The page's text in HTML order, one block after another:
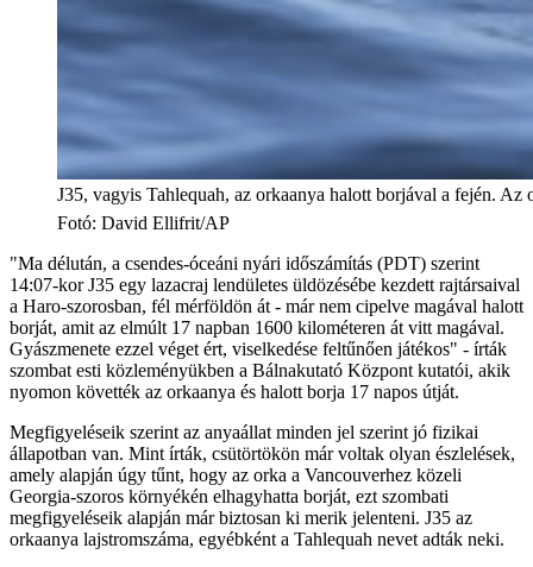
J35, vagyis Tahlequah, az orkaanya halott borjával a fején.
Fotó: David Ellifrit/AP
"Ma délután, a csendes-óceáni nyári időszámítás (PDT) szerint
14:07-kor J35 egy lazacraj lendületes üldözésébe kezdett rajtársaival
a Haro-szorosban, fél mérföldön át - már nem cipelve magával halott
borját, amit az elmúlt 17 napban 1600 kilométeren át vitt magával.
Gyászmenete ezzel véget ért, viselkedése feltűnően játékos" - írták
szombat esti közleményükben a Bálnakutató Központ kutatói, akik
nyomon követték az orkaanya és halott borja 17 napos útját.
Megfigyeléseik szerint az anyaállat minden jel szerint jó fizikai
állapotban van. Mint írták, csütörtökön már voltak olyan észlelések,
amely alapján úgy tűnt, hogy az orka a Vancouverhez közeli
Georgia-szoros környékén elhagyhatta borját, ezt szombati
megfigyeléseik alapján már biztosan ki merik jelenteni. J35 az
orkaanya lajstromszáma, egyébként a Tahlequah nevet adták neki.